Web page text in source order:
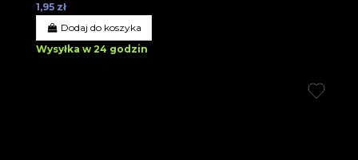
1,95 zł
Dodaj do koszyka
Wysyłka w 24 godzin